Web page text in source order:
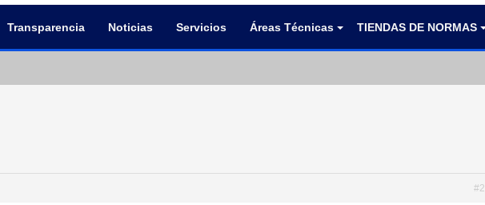
Transparencia Noticias Servicios Áreas Técnicas TIENDAS DE NORMAS